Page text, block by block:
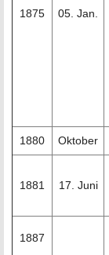
1875 05. Jan.
1880 Oktober
1881 17. Juni
1887